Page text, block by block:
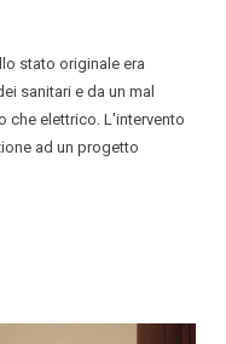
stato originale era
sanitari e da un mal
che elettrico. L'intervento
ad un progetto